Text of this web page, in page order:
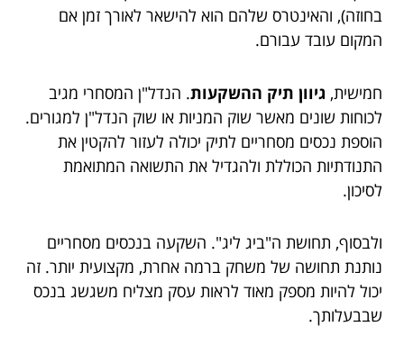
בחוזה), והאינטרס שלהם הוא להישאר לאורך זמן אם
המקום עובד עבורם.
חמישית, גיוון תיק ההשקעות. הנדל"ן המסחרי מגיב
לכוחות שונים מאשר שוק המניות או שוק הנדל"ן למגורים.
הוספת נכסים מסחריים לתיק יכולה לעזור להקטין את
התנודתיות הכוללת ולהגדיל את התשואה המתואמת
לסיכון.
ולבסוף, תחושת ה"ביג ליג". השקעה בנכסים מסחריים
נותנת תחושה של משחק ברמה אחרת, מקצועית יותר. זה
יכול להיות מספק מאוד לראות עסק מצליח משגשג בנכס
שבבעלותך.